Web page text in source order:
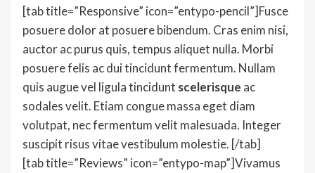
[tab title=”Responsive” icon=”entypo-pencil”]Fusce
posuere dolor at posuere bibendum. Cras enim nisi,
auctor ac purus quis, tempus aliquet nulla. Morbi
posuere felis ac dui tincidunt fermentum. Nullam
quis augue vel ligula tincidunt scelerisque ac
sodales velit. Etiam congue massa eget diam
volutpat, nec fermentum velit malesuada. Integer
suscipit risus vitae vestibulum molestie. [/tab]
[tab title=”Reviews” icon=”entypo-map”]Vivamus